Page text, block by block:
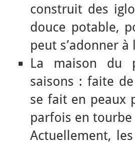
construit des
douce potable,
peut s’adonner à
La maison du
saisons : faite
se fait en peaux
parfois en
Actuellement,